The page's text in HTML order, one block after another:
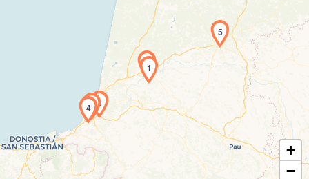
Chargement de la carte en cours...
1
2
3
4
5
+
−